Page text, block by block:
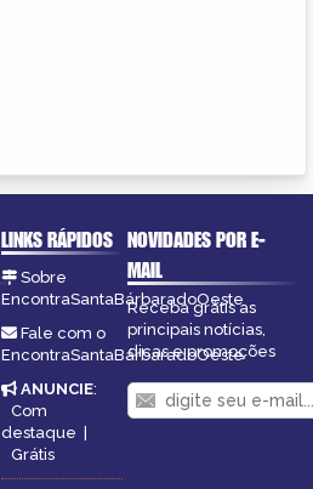
LINKS RÁPIDOS
Sobre
EncontraSantaBárbaradoOeste
Fale com o
EncontraSantaBárbaradoOeste
ANUNCIE:
Com
destaque |
Grátis
NOVIDADES POR E-
MAIL
Receba grátis as
principais notícias,
dicas e promoções